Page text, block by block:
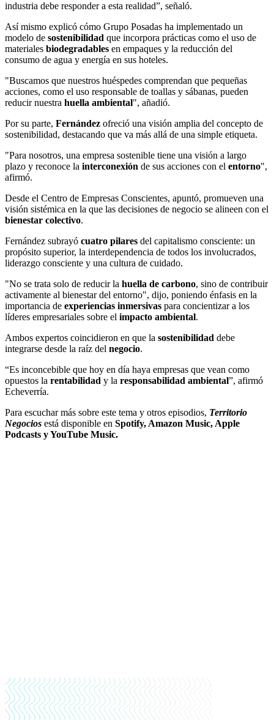
industria debe responder a esta realidad”, señaló.
Así mismo explicó cómo Grupo Posadas ha implementado un
modelo de sostenibilidad que incorpora prácticas como el uso de
materiales biodegradables en empaques y la reducción del
consumo de agua y energía en sus hoteles.
"Buscamos que nuestros huéspedes comprendan que pequeñas
acciones, como el uso responsable de toallas y sábanas, pueden
reducir nuestra huella ambiental", añadió.
Por su parte, Fernández ofreció una visión amplia del concepto de
sostenibilidad, destacando que va más allá de una simple etiqueta.
"Para nosotros, una empresa sostenible tiene una visión a largo
plazo y reconoce la interconexión de sus acciones con el entorno",
afirmó.
Desde el Centro de Empresas Conscientes, apuntó, promueven una
visión sistémica en la que las decisiones de negocio se alineen con el
bienestar colectivo.
Fernández subrayó cuatro pilares del capitalismo consciente: un
propósito superior, la interdependencia de todos los involucrados,
liderazgo consciente y una cultura de cuidado.
"No se trata solo de reducir la huella de carbono, sino de contribuir
activamente al bienestar del entorno", dijo, poniendo énfasis en la
importancia de experiencias inmersivas para concientizar a los
líderes empresariales sobre el impacto ambiental.
Ambos expertos coincidieron en que la sostenibilidad debe
integrarse desde la raíz del negocio.
“Es inconcebible que hoy en día haya empresas que vean como
opuestos la rentabilidad y la responsabilidad ambiental”, afirmó
Echeverría.
Para escuchar más sobre este tema y otros episodios, Territorio
Negocios está disponible en Spotify, Amazon Music, Apple
Podcasts y YouTube Music.